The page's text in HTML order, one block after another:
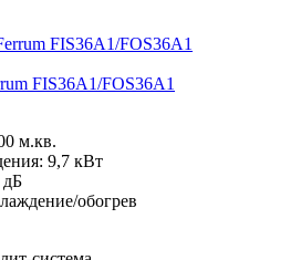
FIS36A1/FOS36A1
м.кв.
9,7 кВт
дБ
обогрев